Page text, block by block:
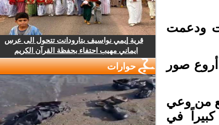
ودعمت
أروع صور
من وعي
في
قرية إيمي نواسيف بتارودانت تتحول الى عرس
ايماني مهيب احتفاء بحفظة القرآن الكريم
حوارات